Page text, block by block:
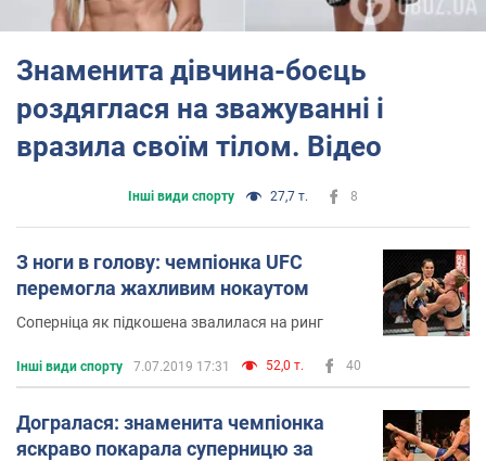
Знаменита дівчина-боєць
роздяглася на зважуванні і
вразила своїм тілом. Відео
Інші види спорту 27,7 т. 8
З ноги в голову: чемпіонка UFC
перемогла жахливим нокаутом
Cоперніца як підкошена звалилася на ринг
Інші види спорту 7.07.2019 17:31 52,0 т. 40
Догралася: знаменита чемпіонка
яскраво покарала суперницю за